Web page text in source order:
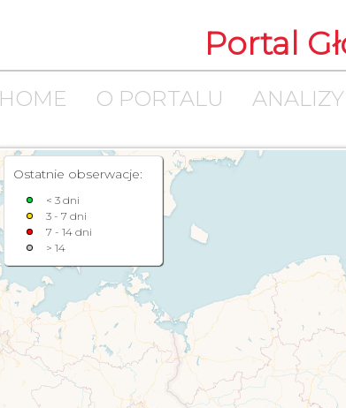
Portal
HOME O PORTALU
Ostatnie obserwacje:
< 3 dni
3 - 7 dni
7 - 14 dni
> 14